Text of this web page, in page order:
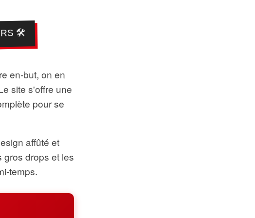
🛠️
en-but, on en
site s'offre une
pour se
affûté et
gros drops et les
temps.